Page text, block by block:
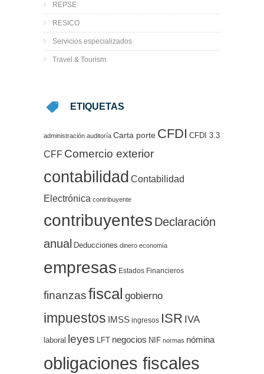
REPSE
RESICO
Servicios especializados
Travel & Tourism
ETIQUETAS
administración auditoría Carta porte CFDI CFDI 3.3
CFF Comercio exterior
contabilidad Contabilidad
Electrónica contribuyente
contribuyentes Declaración
anual Deducciones dinero economía
empresas Estados Financieros
finanzasfiscal gobierno
impuestos IMSS ingresos ISR IVA
laboral leyes LFT negocios NIF normas nómina
obligaciones fiscales